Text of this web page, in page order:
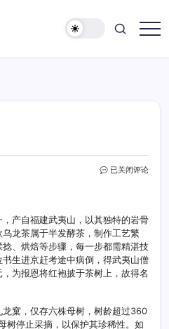
大
已关闭评论
产自福建武夷山，以其独特的岩骨
龙茶属于半发酵茶，制作工艺繁
、烘焙等步骤，每一步都需精湛技
生进京赶考途中病倒，得武夷山僧
为报恩将红袍披于茶树上，故得名
窠，仅存六株母树，树龄超过360
树停止采摘，以保护其珍稀性。如